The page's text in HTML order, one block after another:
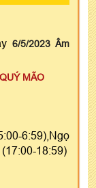
6/5/2023 Âm
QUÝ MÃO
6:59),Ngọ
18:59)